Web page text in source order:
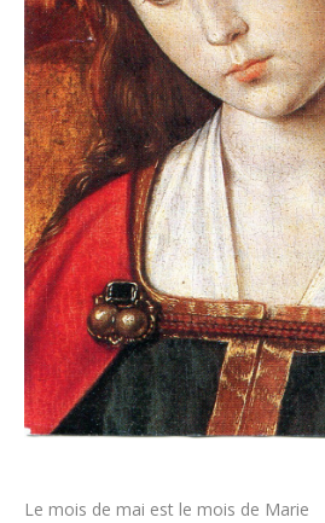
Le mois de mai est le mois de Marie